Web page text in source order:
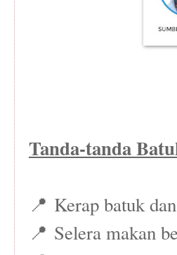
Tanda-tanda
📍 Kerap batuk
📍 Selera makan